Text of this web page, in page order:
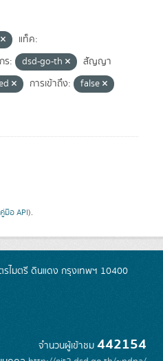
แท็ค:
ร: dsd-go-th
สัญญา
การเข้าถึง:
false
คู่มือ API).
ไมตรี ดินแดง กรุงเทพฯ 10400
จำนวนผู้เข้าชม 442154